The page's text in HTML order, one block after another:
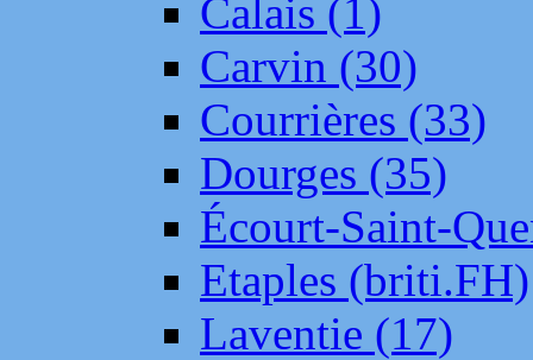
Calais (1)
Carvin (30)
Courrières (33)
Dourges (35)
Écourt-Saint-
Etaples (briti.FH)
Laventie (17)